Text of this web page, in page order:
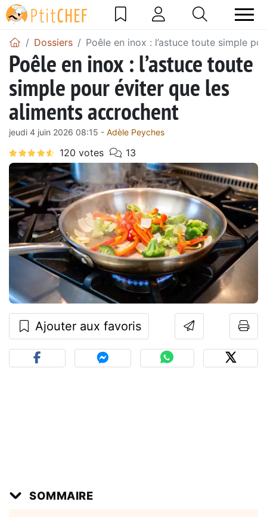
Dossiers Poêle en inox : l’astuce toute simple
Poêle en inox : l’astuce toute
simple pour éviter que les
aliments accrochent
jeudi 4 juin 2026 08:15 - Adèle Peyches
Ajouter aux favoris
SOMMAIRE